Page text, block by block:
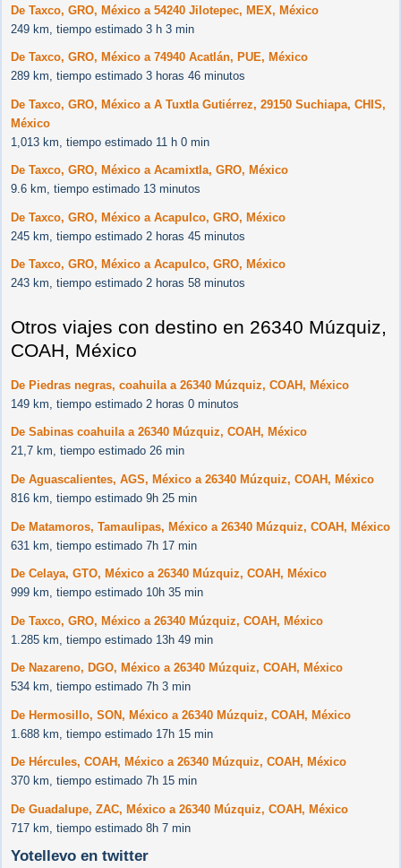
De Taxco, GRO, México a 54240 Jilotepec, MEX, México
249 km, tiempo estimado 3 h 3 min
De Taxco, GRO, México a 74940 Acatlán, PUE, México
289 km, tiempo estimado 3 horas 46 minutos
De Taxco, GRO, México a A Tuxtla Gutiérrez, 29150 Suchiapa, CHIS,
México
1,013 km, tiempo estimado 11 h 0 min
De Taxco, GRO, México a Acamixtla, GRO, México
9.6 km, tiempo estimado 13 minutos
De Taxco, GRO, México a Acapulco, GRO, México
245 km, tiempo estimado 2 horas 45 minutos
De Taxco, GRO, México a Acapulco, GRO, México
243 km, tiempo estimado 2 horas 58 minutos
Otros viajes con destino en 26340 Múzquiz,
COAH, México
De Piedras negras, coahuila a 26340 Múzquiz, COAH, México
149 km, tiempo estimado 2 horas 0 minutos
De Sabinas coahuila a 26340 Múzquiz, COAH, México
21,7 km, tiempo estimado 26 min
De Aguascalientes, AGS, México a 26340 Múzquiz, COAH, México
816 km, tiempo estimado 9h 25 min
De Matamoros, Tamaulipas, México a 26340 Múzquiz, COAH, México
631 km, tiempo estimado 7h 17 min
De Celaya, GTO, México a 26340 Múzquiz, COAH, México
999 km, tiempo estimado 10h 35 min
De Taxco, GRO, México a 26340 Múzquiz, COAH, México
1.285 km, tiempo estimado 13h 49 min
De Nazareno, DGO, México a 26340 Múzquiz, COAH, México
534 km, tiempo estimado 7h 3 min
De Hermosillo, SON, México a 26340 Múzquiz, COAH, México
1.688 km, tiempo estimado 17h 15 min
De Hércules, COAH, México a 26340 Múzquiz, COAH, México
370 km, tiempo estimado 7h 15 min
De Guadalupe, ZAC, México a 26340 Múzquiz, COAH, México
717 km, tiempo estimado 8h 7 min
Yotellevo en twitter